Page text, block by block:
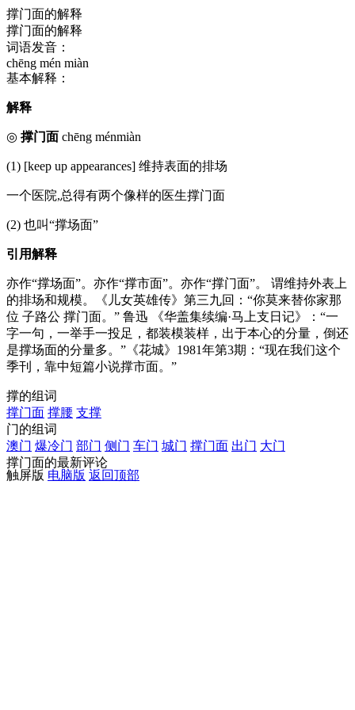
撑门面的解释
撑门面的解释
词语发音：
chēng mén miàn
基本解释：
解释
◎ 撑门面 chēng ménmiàn
(1) [keep up appearances] 维持表面的排场
一个医院,总得有两个像样的医生撑门面
(2) 也叫“撑场面”
引用解释
亦作“撑场面”。亦作“撑市面”。亦作“撑门面”。 谓维持外表上
的排场和规模。《儿女英雄传》第三九回：“你莫来替你家那
位 子路公 撑门面。” 鲁迅 《华盖集续编·马上支日记》：“一
字一句，一举手一投足，都装模装样，出于本心的分量，倒还
是撑场面的分量多。”《花城》1981年第3期：“现在我们这个
季刊，靠中短篇小说撑市面。”
撑的组词
撑门面 撑腰 支撑
门的组词
澳门 爆冷门 部门 侧门 车门 城门 撑门面 出门 大门
撑门面的最新评论
触屏版 电脑版 返回顶部